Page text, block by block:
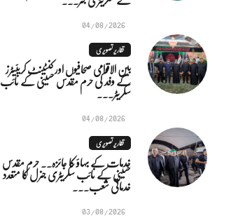
04/08/2026
تقاریر تصویری
بین الاقوامی صحافیوں اور کنٹینٹ کریئیٹرز
کے وفد کی حرم مقدس حسینی کے نائب
سکریٹر...
04/08/2026
تقاریر تصویری
خدمات کے بہاؤ کا جائزہ.. حرم مقدس
حسینی کے نائب سکریٹری جنرل کا متعدد
خدماتی شعب...
03/08/2026